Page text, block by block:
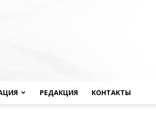
РЕДАКЦИЯ КОНТАКТЫ